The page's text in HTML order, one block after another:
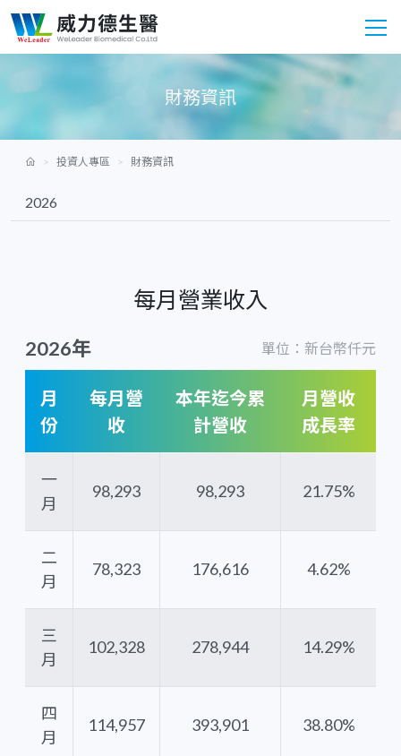
財務資訊
投資人專區 財務資訊
每月營業收入
2026年 單位：新台幣仟元
月
份
每月營
收
本年迄今累
計營收
月營收
成長率
一
月
98,293 98,293 21.75%
二
月
78,323 176,616 4.62%
三
月
102,328 278,944 14.29%
四
月
114,957 393,901 38.80%